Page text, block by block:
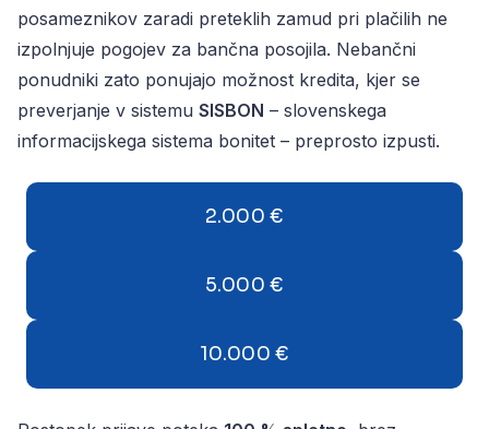
posameznikov zaradi preteklih zamud pri plačilih ne
izpolnjuje pogojev za bančna posojila. Nebančni
ponudniki zato ponujajo možnost kredita, kjer se
preverjanje v sistemu SISBON – slovenskega
informacijskega sistema bonitet – preprosto izpusti.
2.000 €
5.000 €
10.000 €